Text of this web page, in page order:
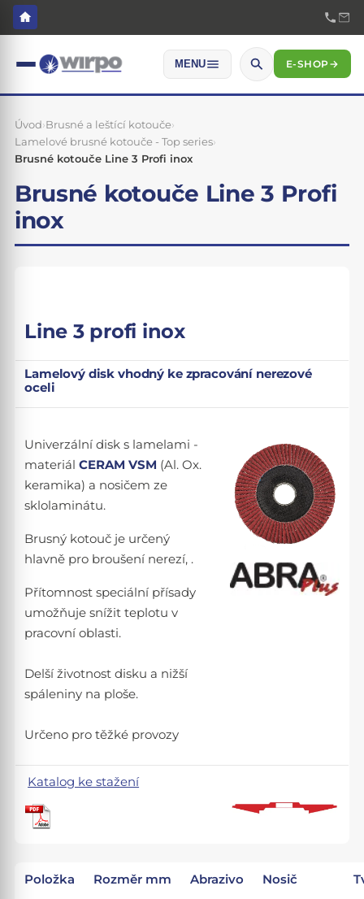
MENU E-SHOP→
Úvod›Brusné a leštící kotouče›
Lamelové brusné kotouče - Top series›
Brusné kotouče Line 3 Profi inox
Brusné kotouče Line 3 Profi
inox
Line 3 profi inox
Lamelový disk vhodný ke zpracování nerezové
oceli
Univerzální disk s lamelami -
materiálCERAM VSM (Al. Ox.
keramika) a nosičem ze
sklolaminátu.
Brusný kotouč je určený
hlavně pro broušení nerezí, .
Přítomnost speciální přísady
umožňuje snížit teplotu v
pracovní oblasti.
Delší životnost disku a nižší
spáleniny na ploše.
Určeno pro těžké provozy
Katalog ke stažení
Položka Rozměr mm Abrazivo Nosič